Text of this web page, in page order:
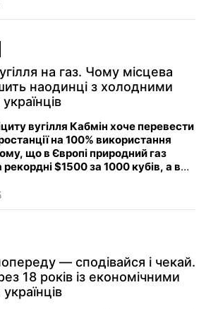
і решті країн G7 або відразу на
на газ. Чому місцева
наодинці з холодними
вугілля Кабмін хоче перевести
на 100% використання
що в Європі природний газ
$1500 за 1000 кубів, а в
зимою?
— сподівайся і чекай.
18 років із економічними